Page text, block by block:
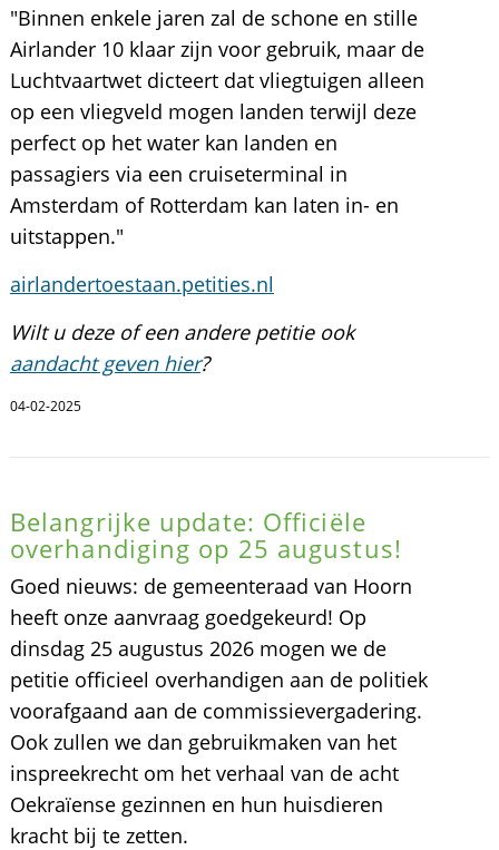
"Binnen enkele jaren zal de schone en stille
Airlander 10 klaar zijn voor gebruik, maar de
Luchtvaartwet dicteert dat vliegtuigen alleen
op een vliegveld mogen landen terwijl deze
perfect op het water kan landen en
passagiers via een cruiseterminal in
Amsterdam of Rotterdam kan laten in- en
uitstappen."
airlandertoestaan.petities.nl
Wilt u deze of een andere petitie ook
aandacht geven hier?
04-02-2025
Belangrijke update: Officiële
overhandiging op 25 augustus!
Goed nieuws: de gemeenteraad van Hoorn
heeft onze aanvraag goedgekeurd! Op
dinsdag 25 augustus 2026 mogen we de
petitie officieel overhandigen aan de politiek
voorafgaand aan de commissievergadering.
Ook zullen we dan gebruikmaken van het
inspreekrecht om het verhaal van de acht
Oekraïense gezinnen en hun huisdieren
kracht bij te zetten.